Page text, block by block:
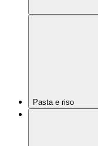
Pasta e riso